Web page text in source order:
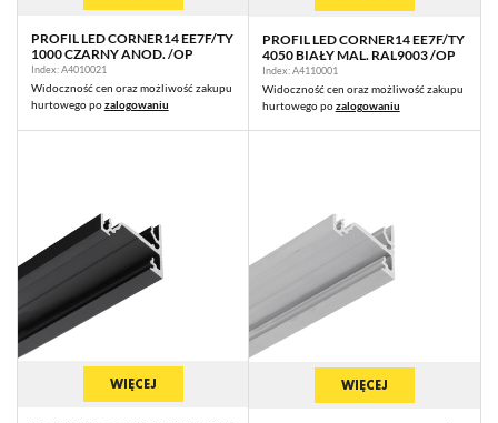
PROFIL LED CORNER14 EE7F/TY
1000 CZARNY ANOD. /OP
Index: A4010021
Widoczność cen oraz możliwość zakupu
hurtowego pozalogowaniu
PROFIL LED CORNER14 EE7F/TY
4050 BIAŁY MAL. RAL9003 /OP
Index: A4110001
Widoczność cen oraz możliwość zakupu
hurtowego pozalogowaniu
WIĘCEJ WIĘCEJ